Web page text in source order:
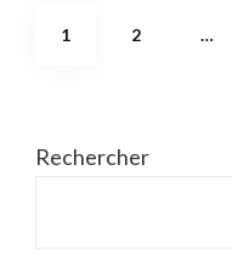
Pagination
PAGE
1 PAGE
2 …
Rechercher